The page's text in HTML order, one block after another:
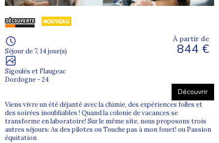
Séjour de 7, 14 jour(s)
Sigoulès et Flaugeac
Dordogne - 24
À partir de
844 €
Découvrir
Viens vivre un été déjanté avec la chimie, des expériences folles et
des soirées inoubliables ! Quand la colonie de vacances se
transforme en laboratoire! Sur le même site, nous proposons trois
autres séjours: As des pilotes ou Touche pas à mon fouet! ou Passion
équitation